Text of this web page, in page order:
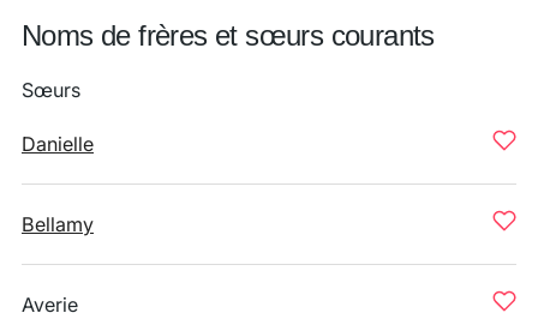
Noms de frères et sœurs courants
Sœurs
Danielle
Bellamy
Averie